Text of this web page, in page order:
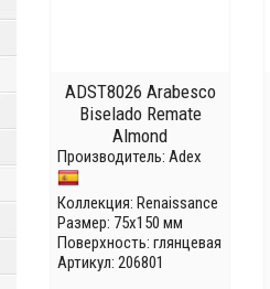
ADST8026 Arabesco
Biselado Remate
Almond
Производитель: Adex
Коллекция: Renaissance
Размер: 75x150 мм
Поверхность: глянцевая
Артикул: 206801